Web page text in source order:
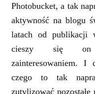
Photobucket, a tak
aktywność na blogu
latach od publikacji
cieszy się on
zainteresowaniem. I
czego to tak
zutylizować